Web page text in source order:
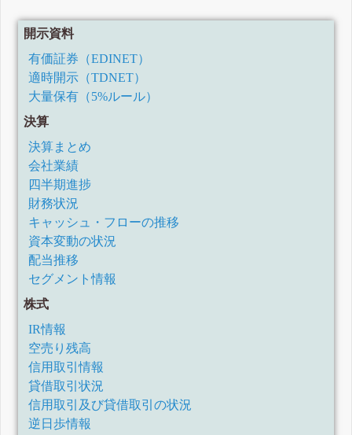
開示資料
有価証券（EDINET）
適時開示（TDNET）
大量保有（5%ルール）
決算
決算まとめ
会社業績
四半期進捗
財務状況
キャッシュ・フローの推移
資本変動の状況
配当推移
セグメント情報
株式
IR情報
空売り残高
信用取引情報
貸借取引状況
信用取引及び貸借取引の状況
逆日歩情報